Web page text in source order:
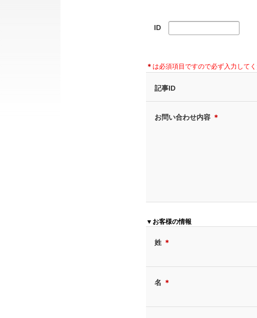
ID
＊ は必須項目ですので必ず入力してく
記事ID
お問い合わせ内容 ＊
▼お客様の情報
姓 ＊
名 ＊